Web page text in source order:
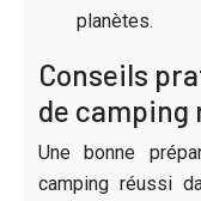
planètes.
Conseils
de camping
Une bonne
camping réussi